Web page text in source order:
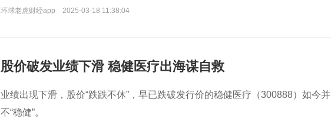
环球老虎财经app 2025-03-18 11:38:04
股价破发业绩下滑 稳健医疗出海谋自救
业绩出现下滑，股价“跌跌不休”，早已跌破发行价的稳健医疗（300888）如今并
不“稳健”。